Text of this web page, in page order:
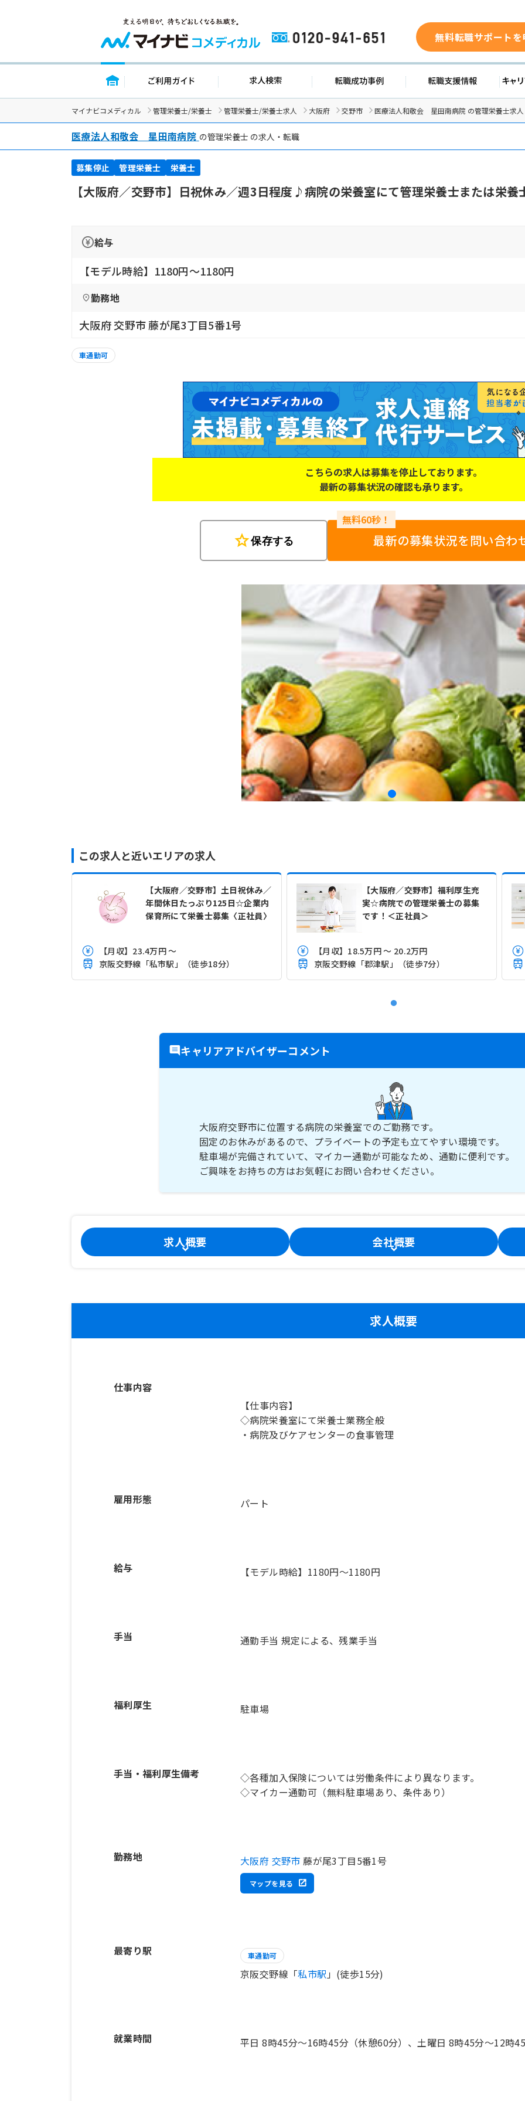
0120-941-651 無料転職サポート
トップページ ご利用ガイド 求人検索 転職成功事例 転職支
マイナビコメディカル 管理栄養士/栄養士 管理栄養士/栄養士求人 大阪府 交野市 医療法人和敬会 星田南病院 の管理栄養士求人
医療法人和敬会 星田南病院 の管理栄養士 の求人・転職
募集停止 管理栄養士 栄養士
【大阪府／交野市】日祝休み／週3日程度♪病院の栄養室にて管理栄養士または栄養
給与
【モデル時給】1180円〜1180円
勤務地
大阪府 交野市 藤が尾3丁目5番1号
車通勤可
こちらの求人は募集を停止しております。
最新の募集状況の確認も承ります。
star保存する 最新の募集状況を問い合わ
この求人と近いエリアの求人
【大阪府／交野市】土日祝休み／
年間休日たっぷり125日☆企業内
保育所にて栄養士募集〈正社員〉
【月収】23.4万円 ～
京阪交野線「私市駅」（徒歩18分）
【大阪府／交野市】福利厚生充
実☆病院での管理栄養士の募集
です！＜正社員＞
【月収】18.5万円 ～ 20.2万円
京阪交野線「郡津駅」（徒歩7分）
キャリアアドバイザーコメント
大阪府交野市に位置する病院の栄養室でのご勤務です。
固定のお休みがあるので、プライベートの予定も立てやすい環境です。
駐車場が完備されていて、マイカー通勤が可能なため、通勤に便利です。
ご興味をお持ちの方はお気軽にお問い合わせください。
求人概要 会社概要
求人概要
仕事内容
【仕事内容】
◇病院栄養室にて栄養士業務全般
・病院及びケアセンターの食事管理
雇用形態 パート
給与 【モデル時給】1180円〜1180円
手当 通勤手当 規定による、残業手当
福利厚生 駐車場
手当・福利厚生備考
◇各種加入保険については労働条件により異なります。
◇マイカー通勤可（無料駐車場あり、条件あり）
勤務地 大阪府 交野市 藤が尾3丁目5番1号
マップを見る
最寄り駅 車通勤可
京阪交野線「私市駅 」(徒歩15分)
就業時間 平日 8時45分〜16時45分（休憩60分）、土曜日 8時45分〜12時